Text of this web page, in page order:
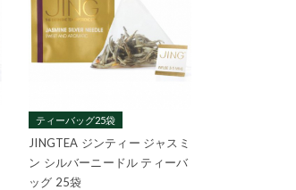
ティーバッグ25袋
JINGTEA ジンティー ジャスミ
ン シルバーニードル ティーバ
ッグ 25袋